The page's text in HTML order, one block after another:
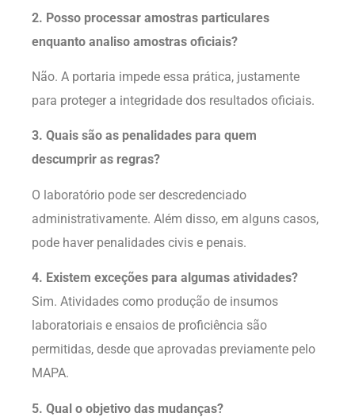
2. Posso processar amostras particulares
enquanto analiso amostras oficiais?
Não. A portaria impede essa prática, justamente
para proteger a integridade dos resultados oficiais.
3. Quais são as penalidades para quem
descumprir as regras?
O laboratório pode ser descredenciado
administrativamente. Além disso, em alguns casos,
pode haver penalidades civis e penais.
4. Existem exceções para algumas atividades?
Sim. Atividades como produção de insumos
laboratoriais e ensaios de proficiência são
permitidas, desde que aprovadas previamente pelo
MAPA.
5. Qual o objetivo das mudanças?